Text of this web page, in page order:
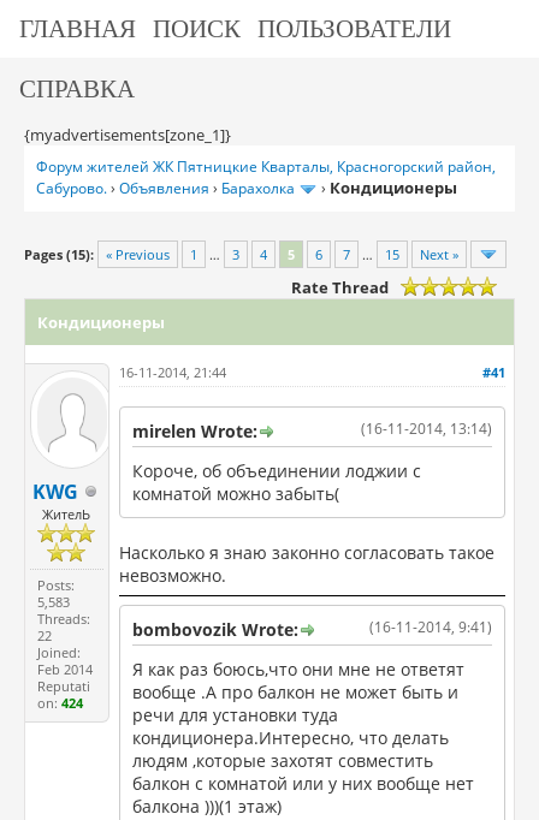
ГЛАВНАЯ ПОИСК ПОЛЬЗОВАТЕЛИ
СПРАВКА
{myadvertisements[zone_1]}
Форум жителей ЖК Пятницкие Кварталы, Красногорский район,
Сабурово.› Объявления › Барахолка › Кондиционеры
Pages (15): « Previous 1 … 3 4 5 6 7 … 15 Next »
Rate Thread
Кондиционеры
KWG
ЖителЬ
Posts:
5,583
Threads:
22
Joined:
Feb 2014
Reputati
on:424
#41
16-11-2014, 21:44
(16-11-2014, 13:14)
mirelen Wrote:
Короче, об объединении лоджии с
комнатой можно забыть(
Насколько я знаю законно согласовать такое
невозможно.
(16-11-2014, 9:41)
bombovozik Wrote:
Я как раз боюсь,что они мне не ответят
вообще .А про балкон не может быть и
речи для установки туда
кондиционера.Интересно, что делать
людям ,которые захотят совместить
балкон с комнатой или у них вообще нет
балкона )))(1 этаж)